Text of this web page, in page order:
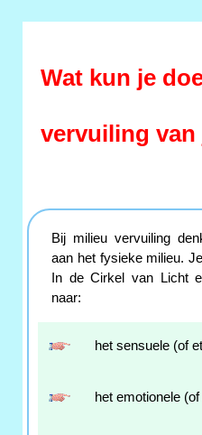
Wat kun je
vervuiling van
Bij milieu vervuiling
aan het fysieke milieu.
In de Cirkel van Licht
naar:
het sensuele (of
het emotionele